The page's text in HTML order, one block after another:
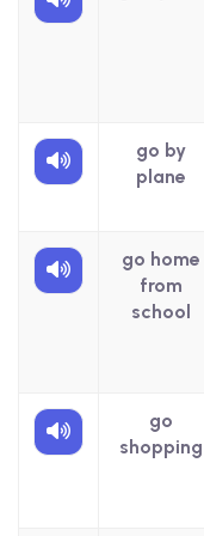
go by
plane
go home
from
school
go
shopping